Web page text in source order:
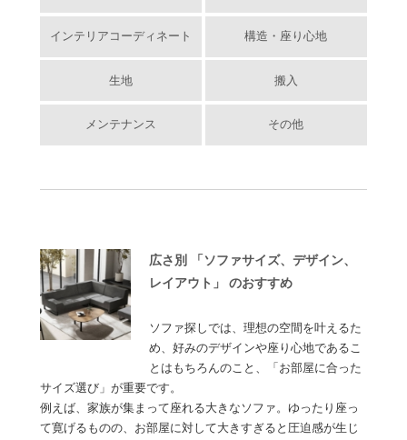
インテリアコーディネート 構造・座り心地
生地 搬入
メンテナンス その他
広さ別 「ソファサイズ、デザイン、
レイアウト」 のおすすめ
ソファ探しでは、理想の空間を叶えるた
め、好みのデザインや座り心地であるこ
とはもちろんのこと、「お部屋に合った
サイズ選び」が重要です。
例えば、家族が集まって座れる大きなソファ。ゆったり座っ
て寛げるものの、お部屋に対して大きすぎると圧迫感が生じ